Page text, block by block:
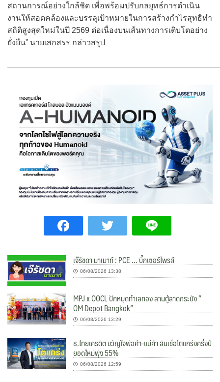
สถานการณ์อย่างใกล้ชิด เพื่อพร้อมปรับกลยุทธ์การดำเนิน
งานให้สอดคล้องและบรรลุเป้าหมายในการสร้างกำไรสุทธิทำ
สถิติสูงสุดใหม่ในปี 2569 ต่อเนื่องบนเส้นทางการเติบโตอย่าง
ยั่งยืน” นายเสกสรร กล่าวสรุป
เจ๊รัชดา มาเมาท์ : PCE … บิ๊กเซอร์ไพรส์
06/08/2026 13:38
MPJ x OOCL ปักหมุดทำเลทอง ลานตู้ลาดกระบัง ”
OM Depot Bangkok”
06/08/2026 13:29
ธ.ไทยเครดิต ขวัญใจพ่อค้า-แม่ค้า สินเชื่อโตแกร่งครึ่งปี
ยอดใหม่พุ่ง 55%
06/08/2026 12:59